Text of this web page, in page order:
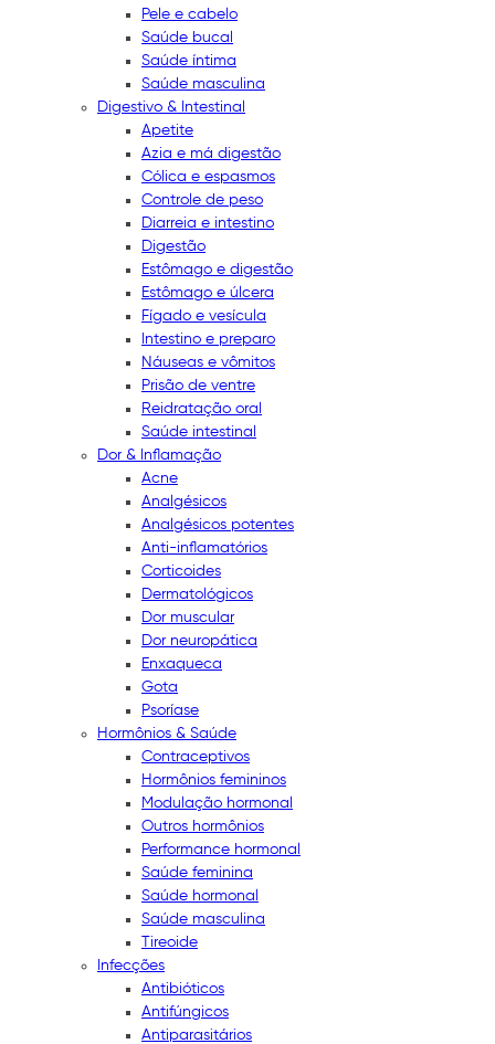
Pele e cabelo
Saúde bucal
Saúde íntima
Saúde masculina
Digestivo & Intestinal
Apetite
Azia e má digestão
Cólica e espasmos
Controle de peso
Diarreia e intestino
Digestão
Estômago e digestão
Estômago e úlcera
Fígado e vesícula
Intestino e preparo
Náuseas e vômitos
Prisão de ventre
Reidratação oral
Saúde intestinal
Dor & Inflamação
Acne
Analgésicos
Analgésicos potentes
Anti-inflamatórios
Corticoides
Dermatológicos
Dor muscular
Dor neuropática
Enxaqueca
Gota
Psoríase
Hormônios & Saúde
Contraceptivos
Hormônios femininos
Modulação hormonal
Outros hormônios
Performance hormonal
Saúde feminina
Saúde hormonal
Saúde masculina
Tireoide
Infecções
Antibióticos
Antifúngicos
Antiparasitários